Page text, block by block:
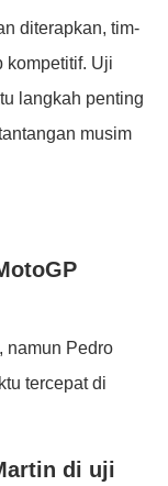
diterapkan, tim-
kompetitif. Uji
langkah penting
musim
namun Pedro
tercepat di
di uji